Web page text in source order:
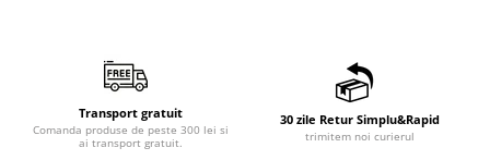
Transport gratuit
Comanda produse de peste 300 lei si
ai transport gratuit.
30 zile Retur Simplu&Rapid
trimitem noi curierul